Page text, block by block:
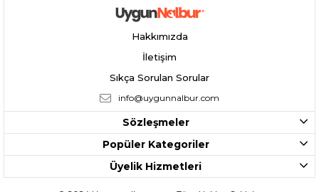
Hakkımızda
İletişim
Sıkça Sorulan Sorular
info@uygunnalbur.com
Sözleşmeler
Popüler Kategoriler
Üyelik Hizmetleri